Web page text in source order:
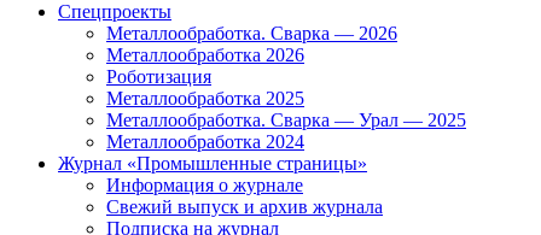
Спецпроекты
Металлообработка. Сварка — 2026
Металлообработка 2026
Роботизация
Металлообработка 2025
Металлообработка. Сварка — Урал — 2025
Металлообработка 2024
Журнал «Промышленные страницы»
Информация о журнале
Свежий выпуск и архив журнала
Подписка на журнал